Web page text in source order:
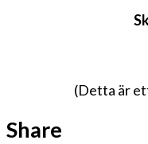
(Detta är
Share